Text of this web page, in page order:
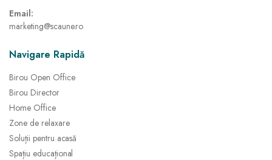
Email:
marketing@scaune.ro
Navigare Rapidă
Birou Open Office
Birou Director
Home Office
Zone de relaxare
Soluții pentru acasă
Spațiu educațional